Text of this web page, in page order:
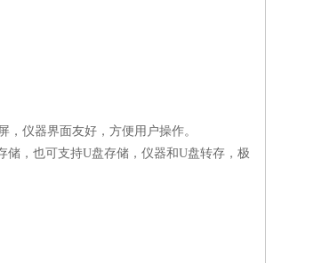
，仪器界面友好，方便用户操作。
储，也可支持U盘存储，仪器和U盘转存，极